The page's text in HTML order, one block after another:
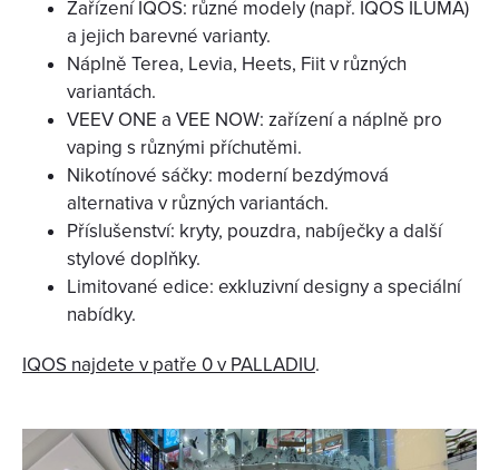
Zařízení IQOS: různé modely (např. IQOS ILUMA)
a jejich barevné varianty.
Náplně Terea, Levia, Heets, Fiit v různých
variantách.
VEEV ONE a VEE NOW: zařízení a náplně pro
vaping s různými příchutěmi.
Nikotínové sáčky: moderní bezdýmová
alternativa v různých variantách.
Příslušenství: kryty, pouzdra, nabíječky a další
stylové doplňky.
Limitované edice: exkluzivní designy a speciální
nabídky.
IQOS najdete v patře 0 v PALLADIU.